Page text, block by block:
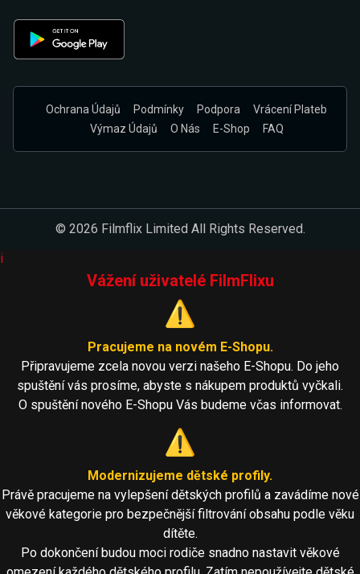
Ochrana Údajů Podmínky Podpora
Vrácení Plateb
Výmaz Údajů
O Nás E-Shop FAQ
© 2026 Filmflix Limited All Rights Reserved.
i
Vážení uživatelé FilmFlixu
⚠️
Pracujeme na novém E-Shopu.
Připravujeme zcela novou verzi našeho E-Shopu. Do jeho
spuštění vás prosíme, abyste s nákupem produktů vyčkali.
O spuštění nového E-Shopu Vás budeme včas informovat.
⚠️
Modernizujeme dětské profily.
Právě pracujeme na vylepšení dětských profilů a zavádíme nové
věkové kategorie pro bezpečnější filtrování obsahu podle věku
dítěte.
Po dokončení budou moci rodiče snadno nastavit věkové